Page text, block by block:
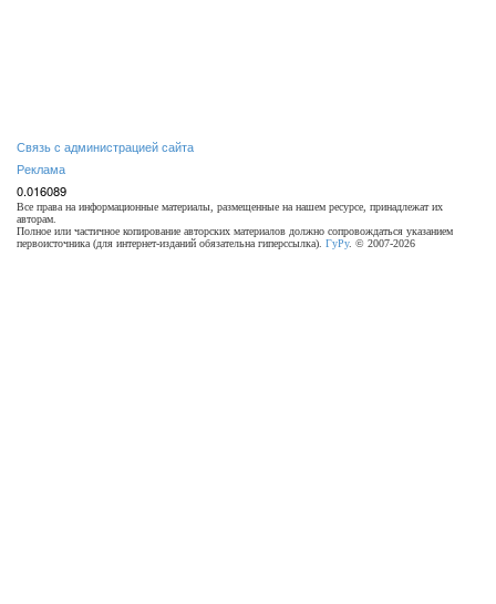
Связь с администрацией сайта
Реклама
0.016089
Все права на информационные материалы, размещенные на нашем ресурсе, принадлежат их
авторам.
Полное или частичное копирование авторских материалов должно сопровождаться указанием
первоисточника (для интернет-изданий обязательна гиперссылка). ГуРу. © 2007-2026